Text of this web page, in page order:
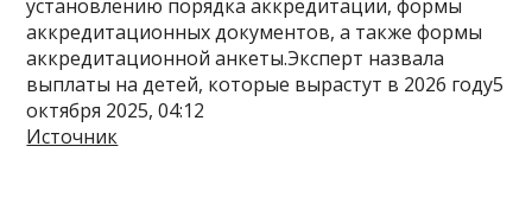
установлению порядка аккредитации, формы
аккредитационных документов, а также формы
аккредитационной анкеты.Эксперт назвала
выплаты на детей, которые вырастут в 2026 году5
октября 2025, 04:12
Источник